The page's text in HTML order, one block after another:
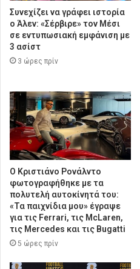
Συνεχίζει να γράφει ιστορία
ο Άλεν: «Σέρβιρε» τον Μέσι
σε εντυπωσιακή εμφάνιση με
3 ασίστ
3 ώρες πρίν
Ο Κριστιάνο Ρονάλντο
φωτογραφήθηκε με τα
πολυτελή αυτοκίνητά του:
«Τα παιχνίδια μου» έγραψε
για τις Ferrari, τις McLaren,
τις Mercedes και τις Bugatti
5 ώρες πρίν